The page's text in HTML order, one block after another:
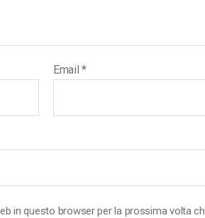
Email*
in questo browser per la prossima volta